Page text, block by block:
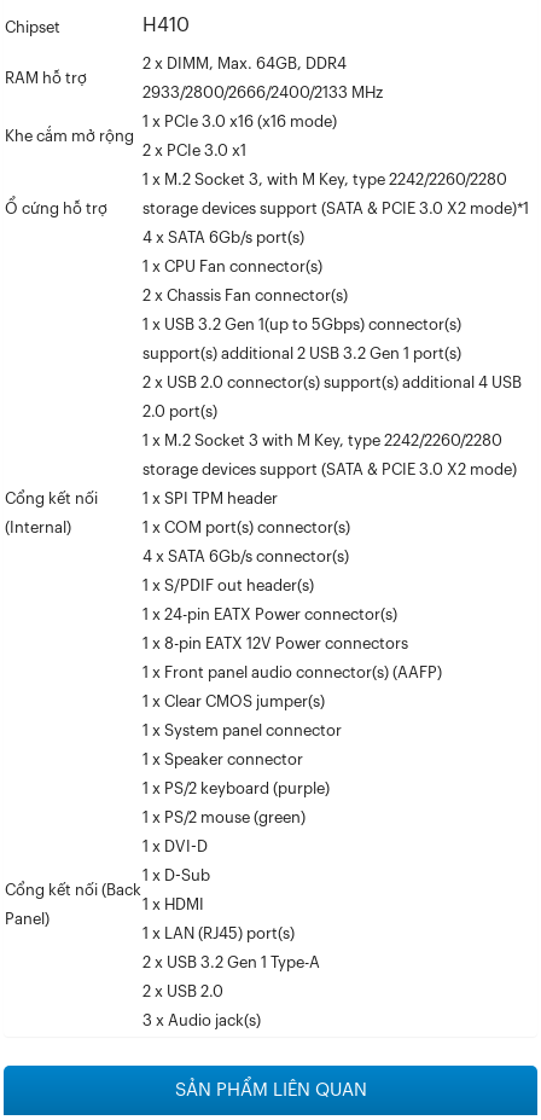
Chipset H410
RAM hỗ trợ
2 x DIMM, Max. 64GB, DDR4
2933/2800/2666/2400/2133 MHz
Khe cắm mở rộng
1 x PCIe 3.0 x16 (x16 mode)
2 x PCIe 3.0 x1
Ổ cứng hỗ trợ
1 x M.2 Socket 3, with M Key, type 2242/2260/2280
storage devices support (SATA & PCIE 3.0 X2 mode)*1
4 x SATA 6Gb/s port(s)
Cổng kết nối
(Internal)
1 x CPU Fan connector(s)
2 x Chassis Fan connector(s)
1 x USB 3.2 Gen 1(up to 5Gbps) connector(s)
support(s) additional 2 USB 3.2 Gen 1 port(s)
2 x USB 2.0 connector(s) support(s) additional 4 USB
2.0 port(s)
1 x M.2 Socket 3 with M Key, type 2242/2260/2280
storage devices support (SATA & PCIE 3.0 X2 mode)
1 x SPI TPM header
1 x COM port(s) connector(s)
4 x SATA 6Gb/s connector(s)
1 x S/PDIF out header(s)
1 x 24-pin EATX Power connector(s)
1 x 8-pin EATX 12V Power connectors
1 x Front panel audio connector(s) (AAFP)
1 x Clear CMOS jumper(s)
1 x System panel connector
1 x Speaker connector
Cổng kết nối (Back
Panel)
1 x PS/2 keyboard (purple)
1 x PS/2 mouse (green)
1 x DVI-D
1 x D-Sub
1 x HDMI
1 x LAN (RJ45) port(s)
2 x USB 3.2 Gen 1 Type-A
2 x USB 2.0
3 x Audio jack(s)
SẢN PHẨM LIÊN QUAN